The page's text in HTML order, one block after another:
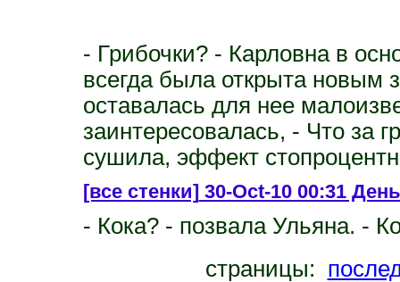
- Грибочки? - Карловна в
всегда была открыта новым
оставалась для нее
заинтересовалась, - Что за
сушила, эффект
[все стенки]30-Oct-10 00:31
- Кока? - позвала Ульяна. -
страницы: